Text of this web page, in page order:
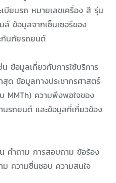
บียนรถ หมายเลขเครื่อง สี รุ่น
ข้อมูลจากเซ็นเซอร์ของ
กันภัยรถยนต์
ข้อมูลเกี่ยวกับการใช้บริการ
ด ข้อมูลทางประชากรศาสตร์
MMTh) ความพึงพอใจของ
นรถยนต์ และข้อมูลที่เกี่ยวข้อง
คำถาม การสอบถาม ข้อร้อง
ความชื่นชอบ ความสนใจ